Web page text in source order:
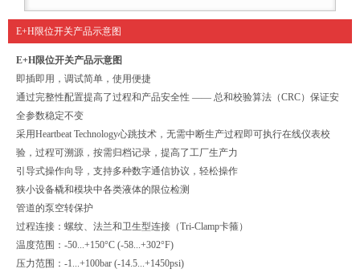
E+H限位开关产品示意图
E+H限位开关产品示意图
即插即用，调试简单，使用便捷
通过完整性配置提高了过程和产品安全性 —— 总和校验算法（CRC）保证安
全参数稳定不变
采用Heartbeat Technology心跳技术，无需中断生产过程即可执行在线仪表校
验，过程可溯源，按需归档记录，提高了工厂生产力
引导式操作向导，支持多种数字通信协议，轻松操作
狭小设备橇和模块中各类液体的限位检测
管道的泵空转保护
过程连接：螺纹、法兰和卫生型连接（Tri-Clamp卡箍）
温度范围：-50...+150°C (-58...+302°F)
压力范围：-1...+100bar (-14.5...+1450psi)